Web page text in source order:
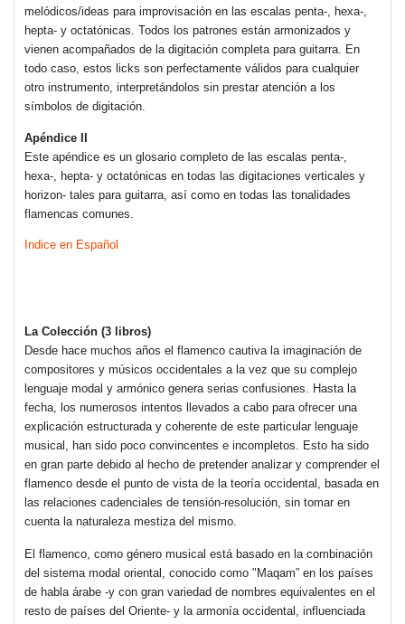
melódicos/ideas para improvisación en las escalas penta-, hexa-,
hepta- y octatónicas. Todos los patrones están armonizados y
vienen acompañados de la digitación completa para guitarra. En
todo caso, estos licks son perfectamente válidos para cualquier
otro instrumento, interpretándolos sin prestar atención a los
símbolos de digitación.
Apéndice II
Este apéndice es un glosario completo de las escalas penta-,
hexa-, hepta- y octatónicas en todas las digitaciones verticales y
horizon- tales para guitarra, así como en todas las tonalidades
flamencas comunes.
Indice en Español
La Colección (3 libros)
Desde hace muchos años el flamenco cautiva la imaginación de
compositores y músicos occidentales a la vez que su complejo
lenguaje modal y armónico genera serias confusiones. Hasta la
fecha, los numerosos intentos llevados a cabo para ofrecer una
explicación estructurada y coherente de este particular lenguaje
musical, han sido poco convincentes e incompletos. Esto ha sido
en gran parte debido al hecho de pretender analizar y comprender el
flamenco desde el punto de vista de la teoría occidental, basada en
las relaciones cadenciales de tensión-resolución, sin tomar en
cuenta la naturaleza mestiza del mismo.
El flamenco, como género musical está basado en la combinación
del sistema modal oriental, conocido como "Maqam” en los países
de habla árabe -y con gran variedad de nombres equivalentes en el
resto de países del Oriente- y la armonía occidental, influenciada